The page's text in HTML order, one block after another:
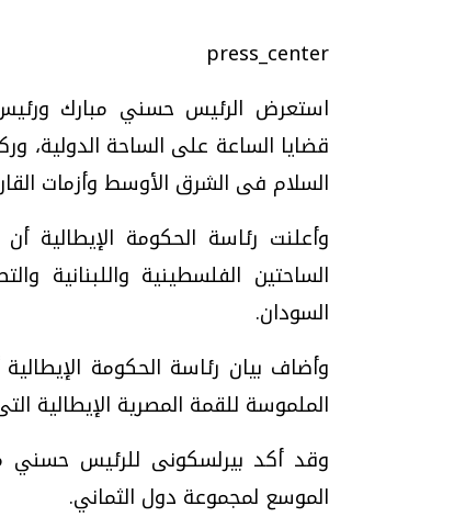
press_center
استعرض الرئيس حسني مبارك ورئيس
قضايا الساعة على الساحة الدولية،
السلام فى الشرق الأوسط وأزمات
وأعلنت رئاسة الحكومة الإيطالية
الساحتين الفلسطينية واللبنانية
السودان.
وأضاف بيان رئاسة الحكومة
الملموسة للقمة المصرية الإيطالية
وقد أكد بيرلسكونى للرئيس حسني
الموسع لمجموعة دول الثماني.
فيديو..
وتحديات
الخميس، 30 يوليو 2026 01:09 م
موجات الطقس الساخنة.. لماذا تحدث وكيف